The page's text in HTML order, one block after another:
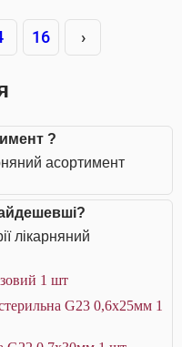
16 ›
?
асортимент
лікарняний
1 шт
G23 0,6х25мм 1